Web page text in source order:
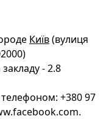
Київ(вулиця
- 2.8
+380 97